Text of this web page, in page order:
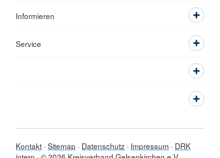
Informieren
Service
Kontakt Sitemap Datenschutz Impressum
DRK